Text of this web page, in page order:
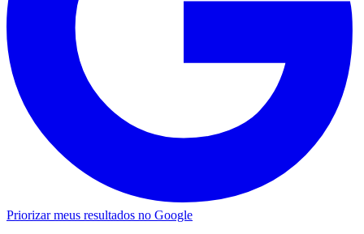
Priorizar meus resultados no Google